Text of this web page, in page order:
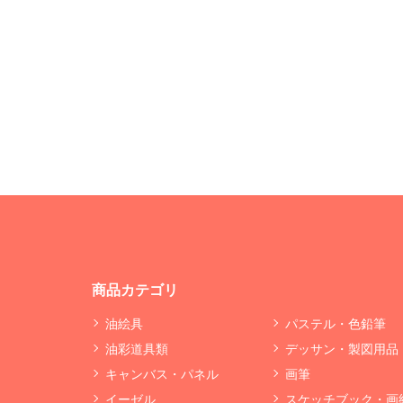
商品カテゴリ
油絵具
油彩道具類
キャンバス・パネル
イーゼル
パステル・色鉛筆
デッサン・製図用品
画筆
スケッチブック・画